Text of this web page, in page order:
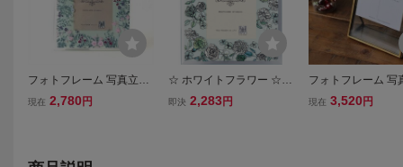
フォトフレーム 写真立て
おしゃれ 花 フラワー か
wr3792
現在 2,780 円
☆ ホワイトフラワー ☆ F
Gデザイン フォトフレー
即決 2,283円
フォトフレーム 写
ガラス 真鍮 おしゃ
現在 3,520 円